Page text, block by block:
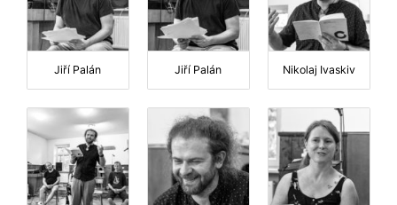
Jiří Palán Jiří Palán Nikolaj Ivaskiv